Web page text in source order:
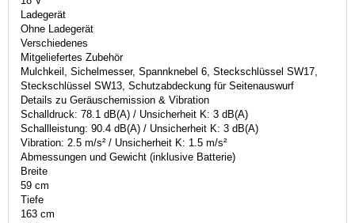
Ladegerät
Ohne Ladegerät
Verschiedenes
Mitgeliefertes Zubehör
Mulchkeil, Sichelmesser, Spannknebel 6, Steckschlüssel SW17,
Steckschlüssel SW13, Schutzabdeckung für Seitenauswurf
Details zu Geräuschemission & Vibration
Schalldruck: 78.1 dB(A) / Unsicherheit K: 3 dB(A)
Schallleistung: 90.4 dB(A) / Unsicherheit K: 3 dB(A)
Vibration: 2.5 m/s² / Unsicherheit K: 1.5 m/s²
Abmessungen und Gewicht (inklusive Batterie)
Breite
59 cm
Tiefe
163 cm